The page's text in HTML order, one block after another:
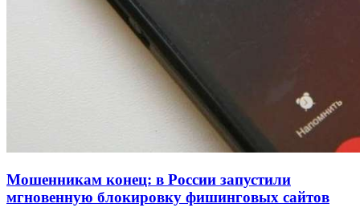
Фестиваль #ТриЧетыре в Волгограде пройдёт
11–13 сентября в рамках Года единства народов
Мошенникам конец: в России запустили
мгновенную блокировку фишинговых сайтов